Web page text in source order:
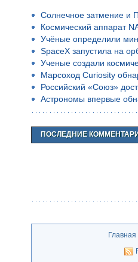
Солнечное затмение и
Космический аппарат
Учёные определили
SpaceX запустила на
Ученые создали
Марсоход Curiosity
Российский «Союз»
Астрономы впервые
ПОСЛЕДНИЕ
Главная